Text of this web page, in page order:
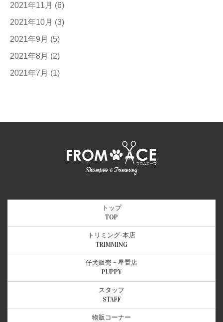
2021年11月 (6)
2021年10月 (3)
2021年9月 (5)
2021年8月 (2)
2021年7月 (1)
TOP
トップ
TRIMMING
トリミング-本店
PUPPY
仔犬販売 – 星置店
STAFF
スタッフ
物販コーナー